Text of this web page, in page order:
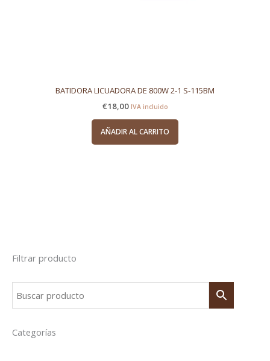
Filtrar producto
Categorías
BATIDORA LICUADORA DE 800W 2-1 S-115BM
€18,00 IVA incluido
AÑADIR AL CARRITO